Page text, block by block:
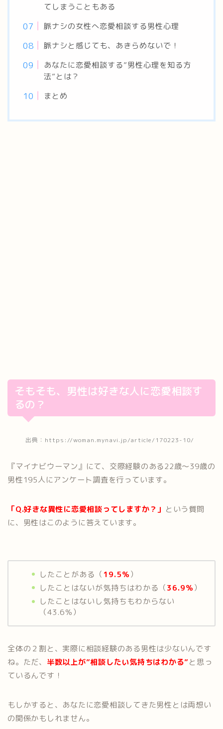
てしまうこともある
脈ナシの女性へ恋愛相談する男性心理
脈ナシと感じても、あきらめないで！
あなたに恋愛相談する”男性心理を知る方
法”とは？
まとめ
そもそも、男性は好きな人に恋愛相談す
るの？
出典：https://woman.mynavi.jp/article/170223-10/
『マイナビウーマン』にて、交際経験のある22歳～39歳の
男性195人にアンケート調査を行っています。
「Q.好きな異性に恋愛相談ってしますか？」 という質問
に、男性はこのように答えています。
したことがある（ 19.5％）
したことはないが気持ちはわかる（36.9％）
したことはないし気持ちもわからない
（43.6％）
全体の２割と、実際に相談経験のある男性は少ないんです
ね。ただ、 半数以上が”相談したい気持ちはわかる”と思っ
ているんです！
もしかすると、あなたに恋愛相談してきた男性とは両想い
の関係かもしれません。